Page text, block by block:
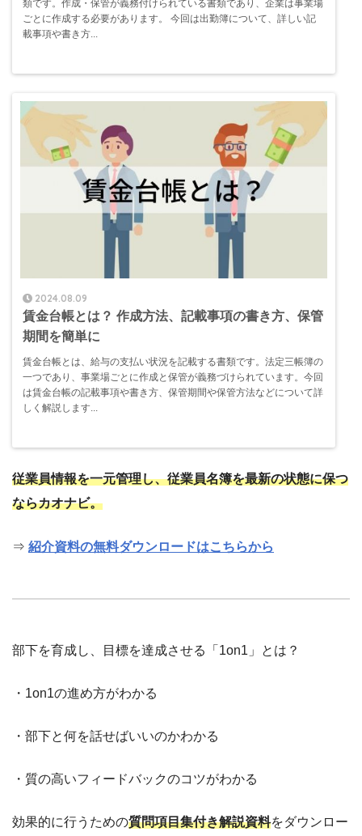
類です。作成・保管が義務付けられている書類であり、企業は事業場
ごとに作成する必要があります。 今回は出勤簿について、詳しい記
載事項や書き方...
2024.08.09
賃金台帳とは？ 作成方法、記載事項の書き方、保管
期間を簡単に
賃金台帳とは、給与の支払い状況を記載する書類です。法定三帳簿の
一つであり、事業場ごとに作成と保管が義務づけられています。今回
は賃金台帳の記載事項や書き方、保管期間や保管方法などについて詳
しく解説します...
従業員情報を一元管理し、従業員名簿を最新の状態に保つ
ならカオナビ。
⇒ 紹介資料の無料ダウンロードはこちらから
部下を育成し、目標を達成させる「1on1」とは？
・1on1の進め方がわかる
・部下と何を話せばいいのかわかる
・質の高いフィードバックのコツがわかる
効果的に行うための質問項目集付き解説資料をダウンロー